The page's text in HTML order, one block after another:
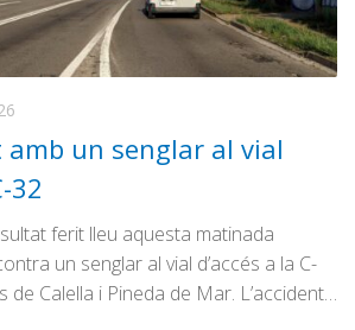
amb un senglar al vial
32
ferit lleu aquesta matinada
un senglar al vial d’accés a la C-
de Calella i Pineda de Mar. L’accident…